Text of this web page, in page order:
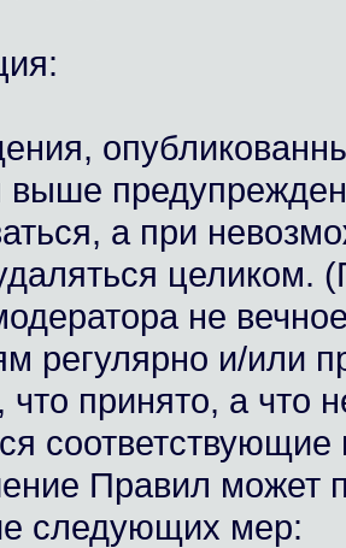
выше
а при
целиком.
не
регулярно и/или
принято, а что
Правил может
следующих мер: